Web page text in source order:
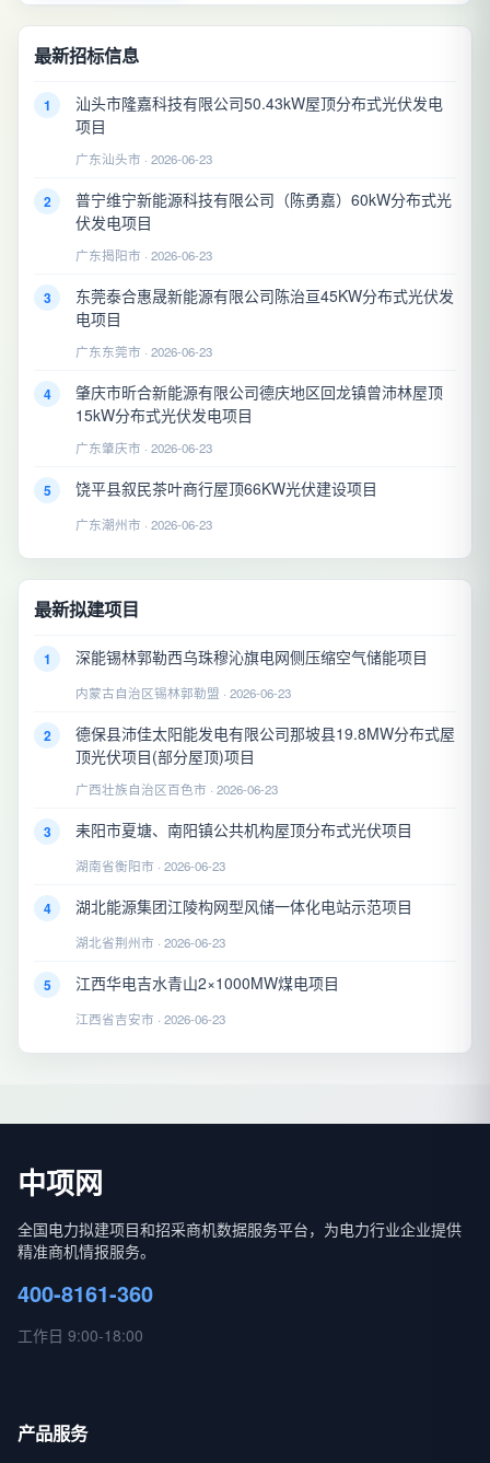
最新招标信息
1
汕头市隆嘉科技有限公司50.43kW屋顶分布式光伏发电
项目
广东汕头市 · 2026-06-23
2
普宁维宁新能源科技有限公司（陈勇嘉）60kW分布式光
伏发电项目
广东揭阳市 · 2026-06-23
3
东莞泰合惠晟新能源有限公司陈治亘45KW分布式光伏发
电项目
广东东莞市 · 2026-06-23
4
肇庆市昕合新能源有限公司德庆地区回龙镇曾沛林屋顶
15kW分布式光伏发电项目
广东肇庆市 · 2026-06-23
5 饶平县叙民茶叶商行屋顶66KW光伏建设项目
广东潮州市 · 2026-06-23
最新拟建项目
1 深能锡林郭勒西乌珠穆沁旗电网侧压缩空气储能项目
内蒙古自治区锡林郭勒盟 · 2026-06-23
2
德保县沛佳太阳能发电有限公司那坡县19.8MW分布式屋
顶光伏项目(部分屋顶)项目
广西壮族自治区百色市 · 2026-06-23
3 耒阳市夏塘、南阳镇公共机构屋顶分布式光伏项目
湖南省衡阳市 · 2026-06-23
4 湖北能源集团江陵构网型风储一体化电站示范项目
湖北省荆州市 · 2026-06-23
5 江西华电吉水青山2×1000MW煤电项目
江西省吉安市 · 2026-06-23
中项网
全国电力拟建项目和招采商机数据服务平台，为电力行业企业提供
精准商机情报服务。
400-8161-360
工作日 9:00-18:00
产品服务